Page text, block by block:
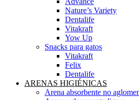
Nature’s Variety
Dentalife
Vitakraft
Yow Up
Snacks para gatos
Vitakraft
Felix
Dentalife
ARENAS HIGIÉNICAS
Arena absorbente no